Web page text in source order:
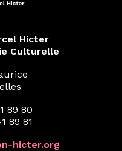
Hicter
Culturelle
89 80
89 81
hicter.org